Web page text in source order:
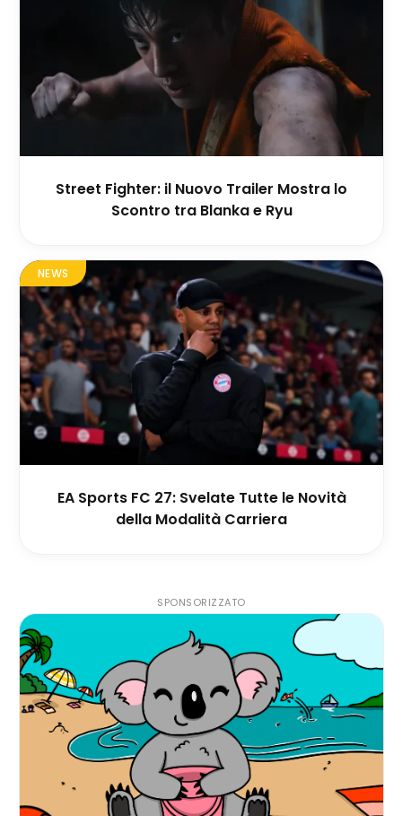
Street Fighter: il Nuovo Trailer Mostra lo
Scontro tra Blanka e Ryu
NEWS
EA Sports FC 27: Svelate Tutte le Novità
della Modalità Carriera
SPONSORIZZATO